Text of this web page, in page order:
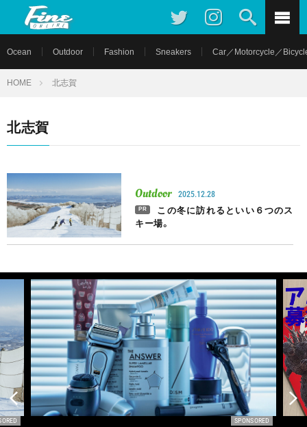
Ocean Outdoor Fashion Sneakers Car／Motorcycle／
HOME 北志賀
北志賀
Outdoor 2025.12.28
PR
この冬に訪れるといい６つのス
キー場。
SPONSORED